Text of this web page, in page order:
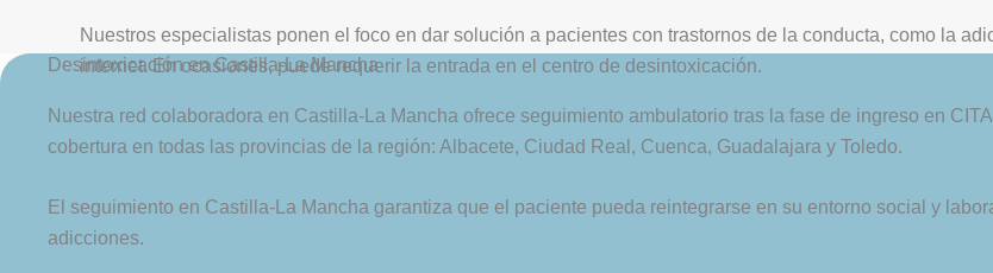
Nuestros especialistas ponen el foco en dar solución a pacientes con trastornos de la conducta, como la
internet. En ocasiones, puede requerir la entrada en el centro de desintoxicación.
Desintoxicación en Castilla-La Mancha
Nuestra red colaboradora en Castilla-La Mancha ofrece seguimiento ambulatorio tras la fase de ingreso en
cobertura en todas las provincias de la región: Albacete, Ciudad Real, Cuenca, Guadalajara y Toledo.
El seguimiento en Castilla-La Mancha garantiza que el paciente pueda reintegrarse en su entorno social y
adicciones.